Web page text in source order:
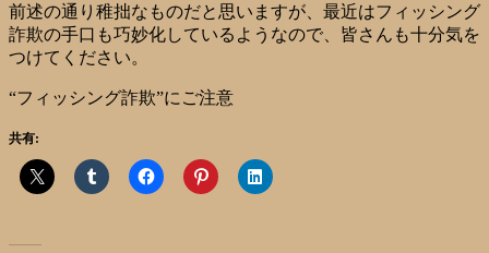
前述の通り稚拙なものだと思いますが、最近はフィッシング
詐欺の手口も巧妙化しているようなので、皆さんも十分気を
つけてください。
“フィッシング詐欺”にご注意
共有: